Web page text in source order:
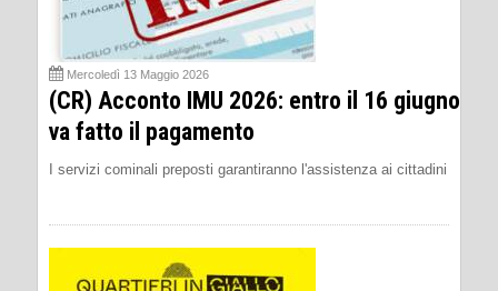
Mercoledì 13 Maggio 2026
(CR) Acconto IMU 2026: entro il 16 giugno
va fatto il pagamento
I servizi cominali preposti garantiranno l'assistenza ai cittadini